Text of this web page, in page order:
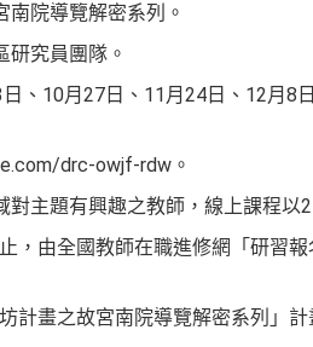
院導覽解密系列。
研究員團隊。
、10月27日、11月24日、12月8
drc-owjf-rdw。
主題有興趣之教師，線上課程以
，由全國教師在職進修網「研習報
計畫之故宮南院導覽解密系列」計